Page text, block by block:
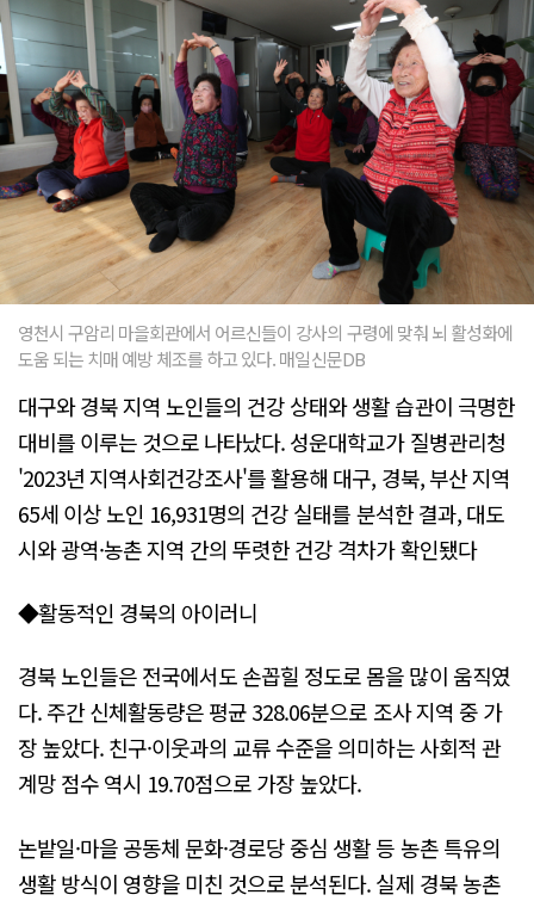
영천시 구암리 마을회관에서 어르신들이 강사의 구령에 맞춰 뇌 활성화에
도움 되는 치매 예방 체조를 하고 있다. 매일신문DB
대구와 경북 지역 노인들의 건강 상태와 생활 습관이 극명한
대비를 이루는 것으로 나타났다. 성운대학교가 질병관리청
'2023년 지역사회건강조사'를 활용해 대구, 경북, 부산 지역
65세 이상 노인 16,931명의 건강 실태를 분석한 결과, 대도
시와 광역·농촌 지역 간의 뚜렷한 건강 격차가 확인됐다
◆활동적인 경북의 아이러니
경북 노인들은 전국에서도 손꼽힐 정도로 몸을 많이 움직였
다. 주간 신체활동량은 평균 328.06분으로 조사 지역 중 가
장 높았다. 친구·이웃과의 교류 수준을 의미하는 사회적 관
계망 점수 역시 19.70점으로 가장 높았다.
논밭일·마을 공동체 문화·경로당 중심 생활 등 농촌 특유의
생활 방식이 영향을 미친 것으로 분석된다. 실제 경북 농촌